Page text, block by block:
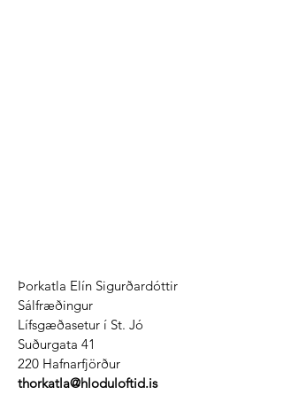
Þorkatla Elín Sigurðardóttir
Sálfræðingur
Lífsgæðasetur í St. Jó
Suðurgata 41
220 Hafnarfjörður
thorkatla@hloduloftid.is